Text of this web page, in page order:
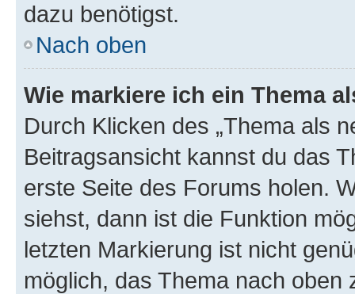
dazu benötigst.
Nach oben
Wie markiere ich ein Thema
Durch Klicken des „Thema als
Beitragsansicht kannst du das
erste Seite des Forums holen.
siehst, dann ist die Funktion
letzten Markierung ist nicht
möglich, das Thema nach oben